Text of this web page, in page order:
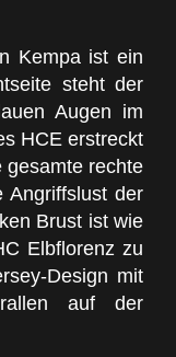
Kempa ist ein
steht der
Augen im
HCE erstreckt
gesamte rechte
Angriffslust der
Brust ist wie
Elbflorenz zu
Design mit
auf der